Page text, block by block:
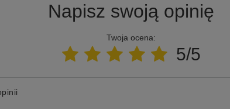
Napisz swoją opinię
Twoja ocena:
5/5